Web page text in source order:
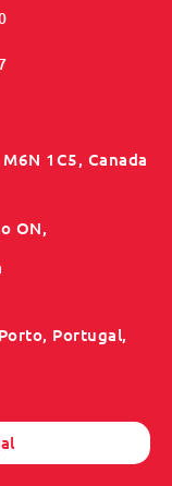
1C5, Canada
ON,
Portugal,